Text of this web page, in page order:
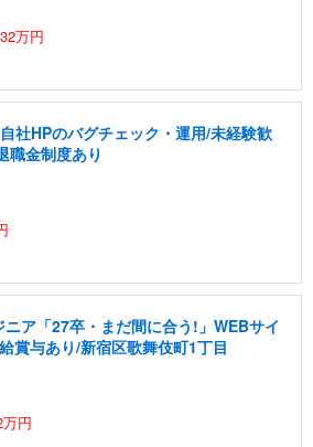
万円
社HPのバグチェック・運用/未経験歓
職金制度あり
ア「27卒・まだ間に合う!」WEBサイ
賞与あり/新宿区歌舞伎町1丁目
円